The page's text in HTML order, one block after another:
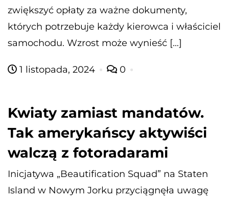
zwiększyć opłaty za ważne dokumenty,
których potrzebuje każdy kierowca i właściciel
samochodu. Wzrost może wynieść […]
1 listopada, 2024 0
Kwiaty zamiast mandatów.
Tak amerykańscy aktywiści
walczą z fotoradarami
Inicjatywa „Beautification Squad” na Staten
Island w Nowym Jorku przyciągnęła uwagę